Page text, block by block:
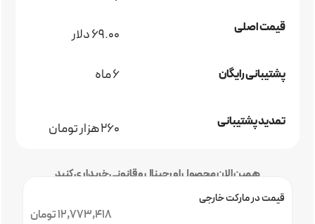
قیمت اصلی 69.00 دلار
پشتیبانی رایگان 6 ماه
تمدید پشتیبانی 260 هزار تومان
همین الان محصول اورجینال و قانونی خریداری کنید
12,773,418 تومان
قیمت در مارکت خارجی